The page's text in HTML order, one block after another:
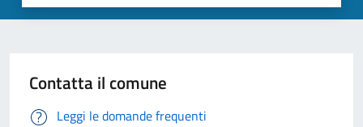
Contatta il comune
Leggi le domande frequenti